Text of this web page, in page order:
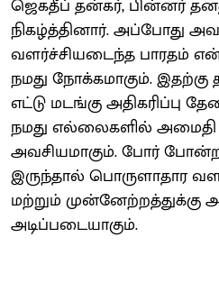
ஜெகதீப் தன்கர், பின்னர்
நிகழ்த்தினார். அப்போது
வளர்ச்சியடைந்த பாரதம்
நமது நோக்கமாகும். இதற்கு
எட்டு மடங்கு அதிகரிப்பு
நமது எல்லைகளில் அமைதி
அவசியமாகும். போர்
இருந்தால் பொருளாதார
மற்றும் முன்னேற்றத்துக்கு
அடிப்படையாகும்.